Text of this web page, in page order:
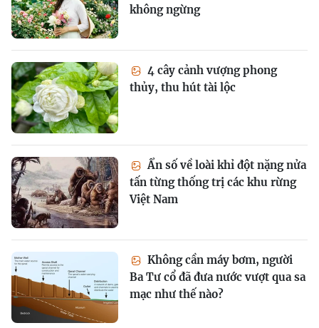
không ngừng
4 cây cảnh vượng phong
thủy, thu hút tài lộc
Ẩn số về loài khỉ đột nặng nửa
tấn từng thống trị các khu rừng
Việt Nam
Không cần máy bơm, người
Ba Tư cổ đã đưa nước vượt qua sa
mạc như thế nào?